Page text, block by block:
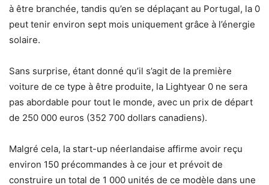
à être branchée, tandis qu’en se déplaçant au Portugal, la 0
peut tenir environ sept mois uniquement grâce à l’énergie
solaire.
Sans surprise, étant donné qu’il s’agit de la première
voiture de ce type à être produite, la Lightyear 0 ne sera
pas abordable pour tout le monde, avec un prix de départ
de 250 000 euros (352 700 dollars canadiens).
Malgré cela, la start-up néerlandaise affirme avoir reçu
environ 150 précommandes à ce jour et prévoit de
construire un total de 1 000 unités de ce modèle dans une